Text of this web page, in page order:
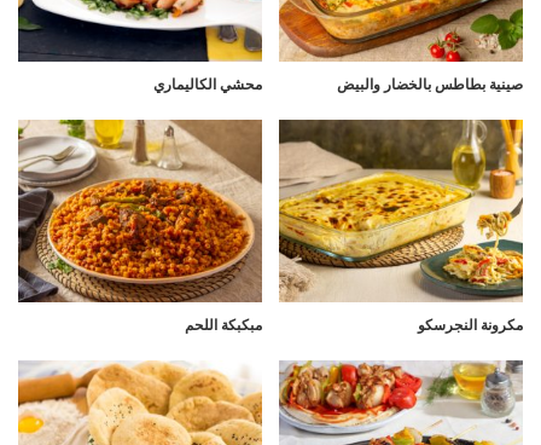
صينية بطاطس بالخضار والبيض محشي الكاليماري
مكرونة النجرسكو مبكبكة اللحم